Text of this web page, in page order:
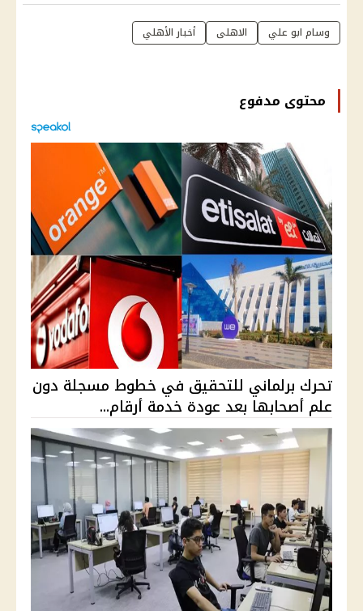
وسام ابو علي الاهلى أخبار الأهلي
محتوى مدفوع
تحرك برلماني للتحقيق في خطوط مسجلة دون
علم أصحابها بعد عودة خدمة أرقام...